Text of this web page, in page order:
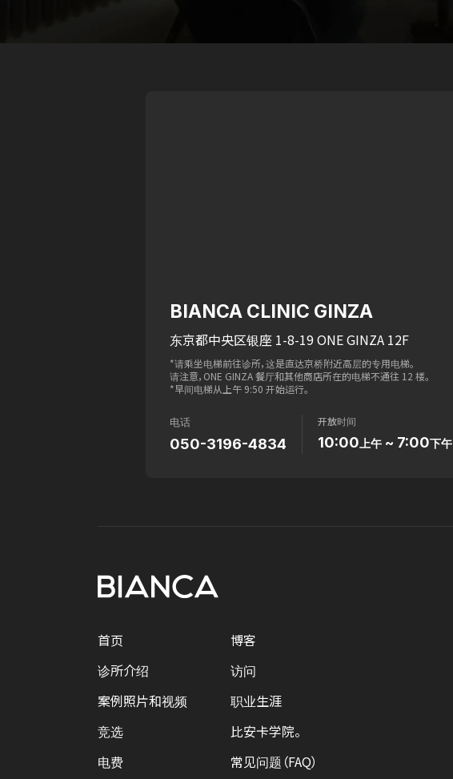
BIANCA CLINIC GINZA
东京都中央区银座 1-8-19 ONE GINZA 12F
*请乘坐电梯前往诊所，这是直达京桥附近高层的专用电梯。
请注意，ONE GINZA 餐厅和其他商店所在的电梯不通往 12 楼。
*早间电梯从上午 9:50 开始运行。
电话
050-3196-4834
开放时间
10:00 上午 ~ 7:00下午
首页
诊所介绍
案例照片和视频
竞选
电费
博客
访问
职业生涯
比安卡学院。
常见问题（FAQ）